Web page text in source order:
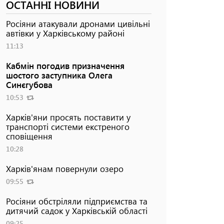
ОСТАННІ НОВИНИ
Росіяни атакували дронами цивільні
автівки у Харківському районі
11:13
Кабмін погодив призначення
шостого заступника Олега
Синєгубова
10:53
Харків'яни просять поставити у
транспорті системи екстреного
сповіщення
10:28
Харків'янам повернули озеро
09:55
Росіяни обстріляли підприємства та
дитячий садок у Харківській області